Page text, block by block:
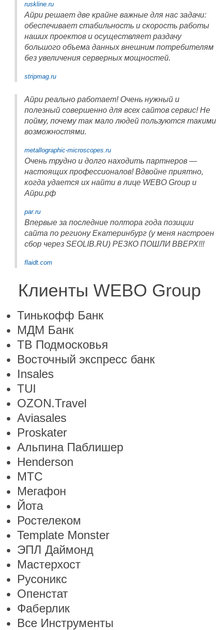
ruskline.ru
Айри решает две крайне важные для нас задачи:
обеспечивает стабильность и скорость работы
наших проектов и осуществляет раздачу
большого объема данных внешним потребителям
без увеличения серверных мощностей.
stripmag.ru
Айри реально работает! Очень нужный и
полезный совершенно для всех сайтов сервис! Не
пойму, почему так мало людей пользуются такими
возможностями.
metallographic-microscopes.ru
Очень трудно и долго находить партнеров —
настоящих профессионалов! Вдвойне приятно,
когда удается их найти в лице WEBO Group и
Айри.рф
par.ru
Впервые за последние полтора года позиции
сайта по региону Екатеринбург (у меня настроен
сбор через SEOLIB.RU) РЕЗКО ПОШЛИ ВВЕРХ!!!
flaidt.com
Клиенты WEBO Group
Тинькофф Банк
МДМ Банк
ТВ Подмосковья
Восточный экспресс банк
Insales
TUI
OZON.Travel
Aviasales
Proskater
Альпина Паблишер
Henderson
МТС
Мегафон
Йота
Ростелеком
Template Monster
ЭПЛ Даймонд
Мастерхост
Русоникс
Опенстат
Фаберлик
Все Инструменты